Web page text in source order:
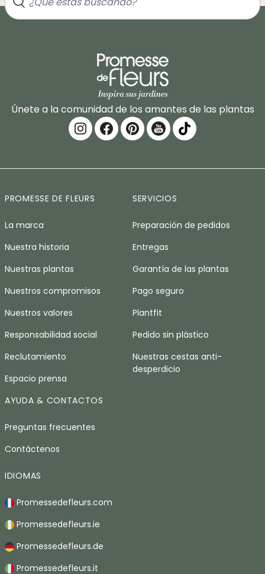
Únete a la comunidad de los amantes de las plantas
PROMESSE DE FLEURS
La marca
Nuestra historia
Nuestras plantas
Nuestros compromisos
Nuestros valores
Responsabilidad social
Reclutamiento
Espacio prensa
SERVICIOS
Preparación de pedidos
Entregas
Garantía de las plantas
Pago seguro
Plantfit
Pedido sin plástico
Nuestras cestas anti-
desperdicio
AYUDA & CONTACTOS
Preguntas frecuentes
Contáctenos
IDIOMAS
Promessedefleurs.com
Promessedefleurs.ie
Promessedefleurs.de
Promessedefleurs.it